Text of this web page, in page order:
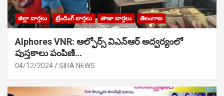
జిల్లా వార్తలు ట్రేండింగ్ వార్తలు తాజా వార్తలు తెలంగాణ
Alphores VNR: ఆల్ఫోర్స్ విఎన్ఆర్ అద్వర్యంలో
పుస్తకాలు పంపిణి…
04/12/2024 SIRA NEWS